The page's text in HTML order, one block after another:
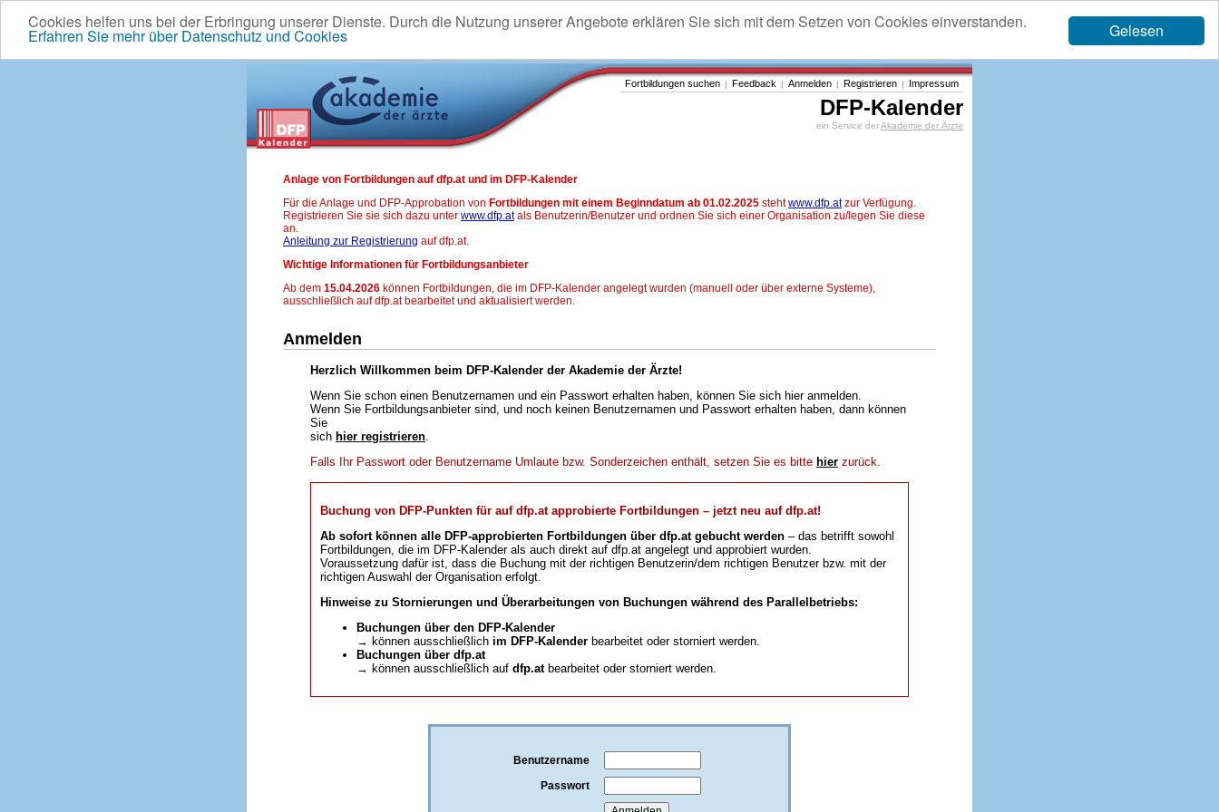
Gelesen
Cookies helfen uns bei der Erbringung unserer Dienste. Durch die Nutzung unserer Angebote erklären Sie sich mit dem Setzen von Cookies einverstanden.
Erfahren Sie mehr über Datenschutz und Cookies
Fortbildungen suchen | Feedback | Anmelden | Registrieren | Impressum
DFP-Kalender
ein Service derAkademie der Ärzte
Anlage von Fortbildungen auf dfp.at und im DFP-Kalender
Für die Anlage und DFP-Approbation von Fortbildungen mit einem Beginndatum ab 01.02.2025 stehtwww.dfp.atzur Verfügung.
Registrieren Sie sie sich dazu unter www.dfp.atals Benutzerin/Benutzer und ordnen Sie sich einer Organisation zu/legen Sie diese
an.
Anleitung zur Registrierung auf dfp.at.
Wichtige Informationen für Fortbildungsanbieter
Ab dem 15.04.2026 können Fortbildungen, die im DFP-Kalender angelegt wurden (manuell oder über externe Systeme),
ausschließlich auf dfp.at bearbeitet und aktualisiert werden.
Anmelden
Herzlich Willkommen beim DFP-Kalender der Akademie der Ärzte!
Wenn Sie schon einen Benutzernamen und ein Passwort erhalten haben, können Sie sich hier anmelden.
Wenn Sie Fortbildungsanbieter sind, und noch keinen Benutzernamen und Passwort erhalten haben, dann können
Sie
sich hier registrieren.
Falls Ihr Passwort oder Benutzername Umlaute bzw. Sonderzeichen enthält, setzen Sie es bitte hier zurück.
Buchung von DFP-Punkten für auf dfp.at approbierte Fortbildungen – jetzt neu auf dfp.at!
Ab sofort können alle DFP-approbierten Fortbildungen über dfp.at gebucht werden – das betrifft sowohl
Fortbildungen, die im DFP-Kalender als auch direkt auf dfp.at angelegt und approbiert wurden.
Voraussetzung dafür ist, dass die Buchung mit der richtigen Benutzerin/dem richtigen Benutzer bzw. mit der
richtigen Auswahl der Organisation erfolgt.
Hinweise zu Stornierungen und Überarbeitungen von Buchungen während des Parallelbetriebs:
Buchungen über den DFP-Kalender
→ können ausschließlich im DFP-Kalender bearbeitet oder storniert werden.
Buchungen über dfp.at
→ können ausschließlich auf dfp.atbearbeitet oder storniert werden.
Benutzername
Passwort